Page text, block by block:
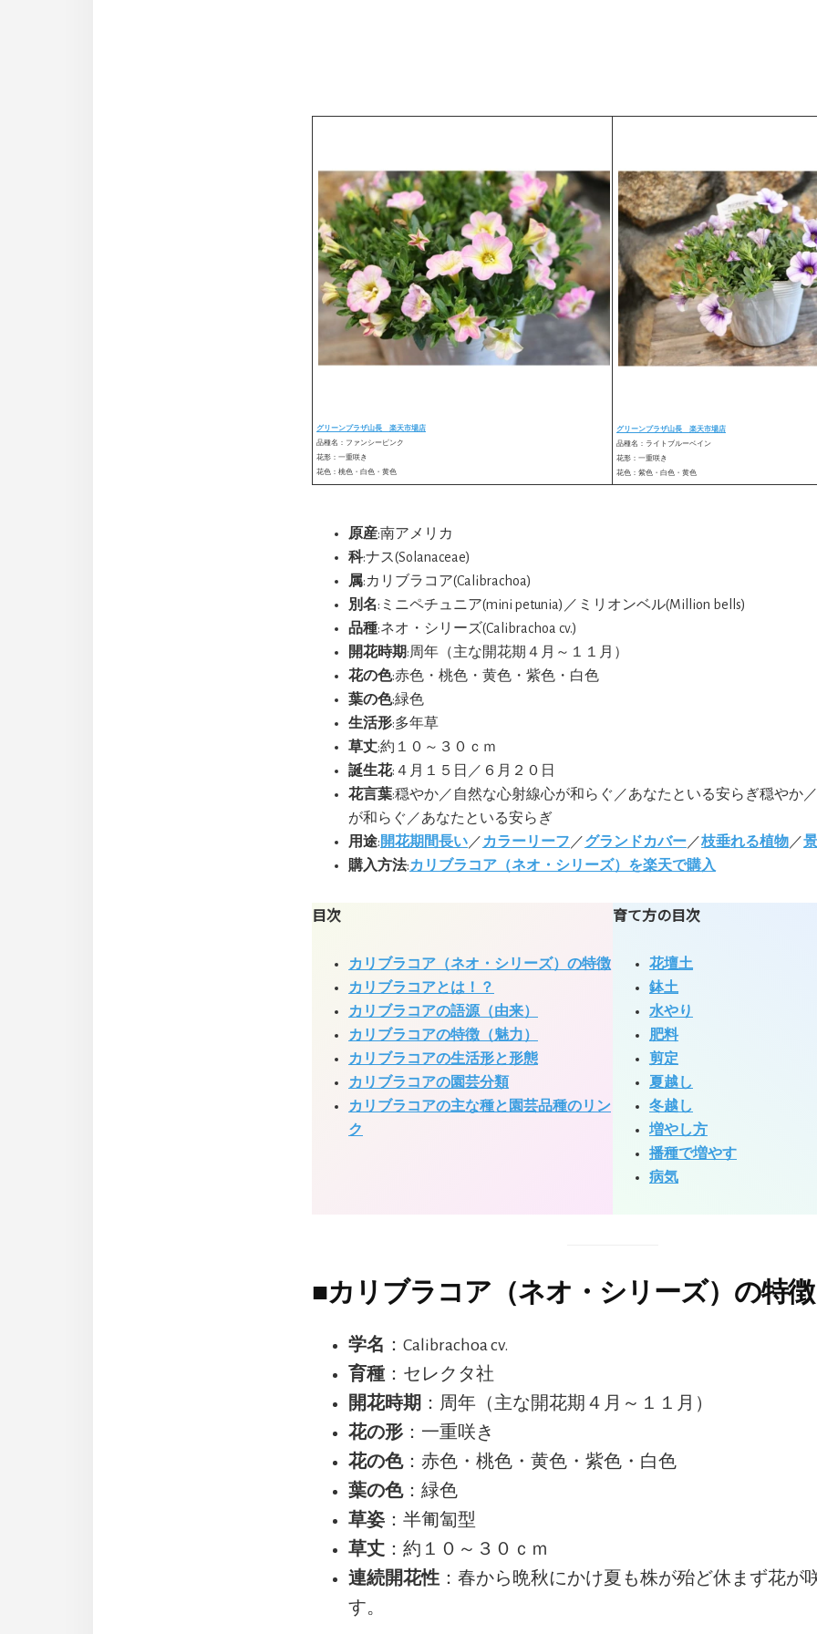
グリーンプラザ山長 楽天市場店
品種名：ファンシーピンク
花形：一重咲き
花色：桃色・白色・黄色
グリーンプラザ山長 楽天市場店
品種名：ライトブルーベイン
花形：一重咲き
花色：紫色・白色・黄色
原産:南アメリカ
科:ナス(Solanaceae)
属:カリブラコア(Calibrachoa)
別名:ミニペチュニア(mini petunia)／ミリオンベル(Million bells)
品種:ネオ・シリーズ(Calibrachoa cv.)
開花時期:周年（主な開花期４月～１１月）
花の色:赤色・桃色・黄色・紫色・白色
葉の色:緑色
生活形:多年草
草丈:約１０～３０ｃｍ
誕生花:４月１５日／６月２０日
花言葉:穏やか／自然な心射線心が和らぐ／あなたといる安らぎ穏やか
が和らぐ／あなたといる安らぎ
用途:開花期間長い ／ カラーリーフ ／グランドカバー ／枝垂れる植物 ／
購入方法:カリブラコア（ネオ・シリーズ）を楽天で購入
目次
カリブラコア（ネオ・シリーズ）の特徴
カリブラコアとは！？
カリブラコアの語源（由来）
カリブラコアの特徴（魅力）
カリブラコアの生活形と形態
カリブラコアの園芸分類
カリブラコアの主な種と園芸品種のリン
ク
育て方の目次
花壇土
鉢土
水やり
肥料
剪定
夏越し
冬越し
増やし方
播種で増やす
病気
■カリブラコア（ネオ・シリーズ）の特徴
学名 ：Calibrachoa cv.
育種 ：セレクタ社
開花時期 ：周年（主な開花期４月～１１月）
花の形 ：一重咲き
花の色：赤色・桃色・黄色・紫色・白色
葉の色：緑色
草姿 ：半匍匐型
草丈 ：約１０～３０ｃｍ
連続開花性 ：春から晩秋にかけ夏も株が殆ど休まず花が
す。